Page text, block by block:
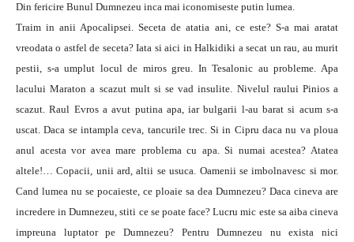
Din fericire Bunul Dumnezeu inca mai iconomiseste putin lumea.
Traim in anii Apocalipsei. Seceta de atatia ani, ce este? S-a mai aratat
vreodata o astfel de seceta? Iata si aici in Halkidiki a secat un rau, au murit
pestii, s-a umplut locul de miros greu. In Tesalonic au probleme. Apa
lacului Maraton a scazut mult si se vad insulite. Nivelul raului Pinios a
scazut. Raul Evros a avut putina apa, iar bulgarii l-au barat si acum s-a
uscat. Daca se intampla ceva, tancurile trec. Si in Cipru daca nu va ploua
anul acesta vor avea mare problema cu apa. Si numai acestea? Atatea
altele!… Copacii, unii ard, altii se usuca. Oamenii se imbolnavesc si mor.
Cand lumea nu se pocaieste, ce ploaie sa dea Dumnezeu? Daca cineva are
incredere in Dumnezeu, stiti ce se poate face? Lucru mic este sa aiba cineva
impreuna luptator pe Dumnezeu? Pentru Dumnezeu nu exista nici